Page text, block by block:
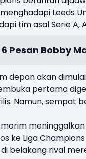
Leeds
tim asal Serie A,
6 Pesan Bobby
depan akan
pertama
Namun, sempat
ke Liga
belakang rival